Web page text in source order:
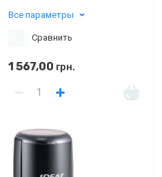
Все параметры
Сравнить
1 567,00 грн.